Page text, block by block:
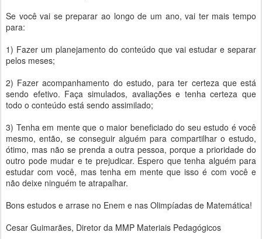
Se você vai se preparar ao longo de um ano, vai ter mais tempo
para:
1) Fazer um planejamento do conteúdo que vai estudar e separar
pelos meses;
2) Fazer acompanhamento do estudo, para ter certeza que está
sendo efetivo. Faça simulados, avaliações e tenha certeza que
todo o conteúdo está sendo assimilado;
3) Tenha em mente que o maior beneficiado do seu estudo é você
mesmo, então, se conseguir alguém para compartilhar o estudo,
ótimo, mas não se prenda a outra pessoa, porque a prioridade do
outro pode mudar e te prejudicar. Espero que tenha alguém para
estudar com você, mas tenha em mente que isso é com você e
não deixe ninguém te atrapalhar.
Bons estudos e arrase no Enem e nas Olimpíadas de Matemática!
Cesar Guimarães, Diretor da MMP Materiais Pedagógicos